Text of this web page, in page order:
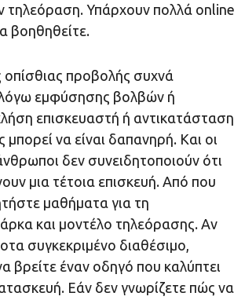
τηλεόραση. Υπάρχουν πολλά online
βοηθηθείτε.
οπίσθιας προβολής συχνά
εμφύσησης βολβών ή
επισκευαστή ή αντικατάσταση
να είναι δαπανηρή. Και οι
δεν συνειδητοποιούν ότι
μια τέτοια επισκευή. Από που
μαθήματα για τη
και μοντέλο τηλεόρασης. Αν
συγκεκριμένο διαθέσιμο,
βρείτε έναν οδηγό που καλύπτει
Εάν δεν γνωρίζετε πώς να